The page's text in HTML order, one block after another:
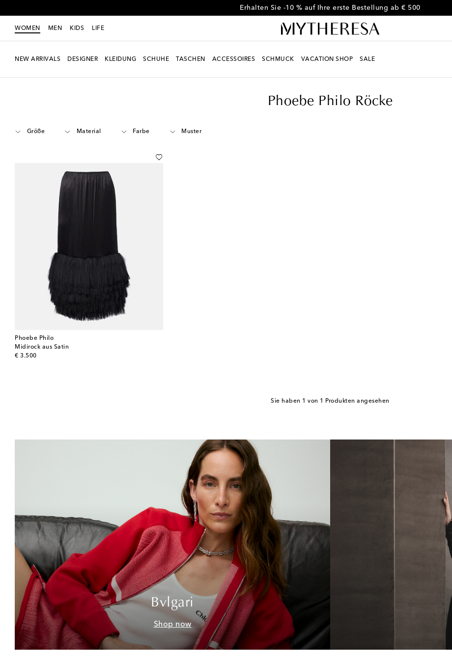
Erhalten Sie -10 % auf Ihre erste Bestellung ab € 500
WOMEN MEN KIDS LIFE
NEW ARRIVALS DESIGNER KLEIDUNG SCHUHE TASCHEN ACCESSOIRES SCHMUCK VACATION SHOP SALE
Phoebe Philo Röcke
Größe Material Farbe Muster
Phoebe Philo
Midirock aus Satin
€ 3.500
original price
Sie haben 1 von 1 Produkten angesehen
Bvlgari
Shop now